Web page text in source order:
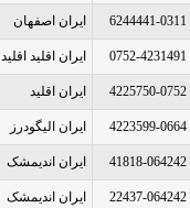
6244441-0311 ایران اصفهان
0752-4231491 ایران اقليد
4225750-0752 ایران اقليد
4223599-0664 ایران اليگودرز
41818-064242 ایران انديمشک
22437-064242 ایران انديمشک